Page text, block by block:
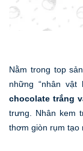
Nằm trong top
những “nhân vật
chocolate trắng
trưng. Nhân kem
thơm giòn rụm tạo